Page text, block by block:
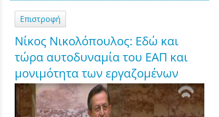
Επιστροφή
Νίκος Νικολόπουλος: Εδώ και
τώρα αυτοδυναμία του ΕΑΠ και
μονιμότητα των εργαζομένων